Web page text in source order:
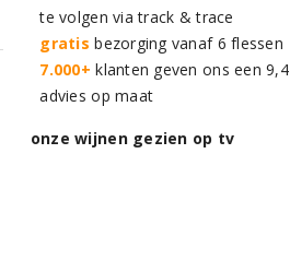
te volgen via track & trace
gratis bezorging vanaf 6 flessen
7.000+ klanten geven ons een 9,4
advies op maat
onze wijnen gezien op tv